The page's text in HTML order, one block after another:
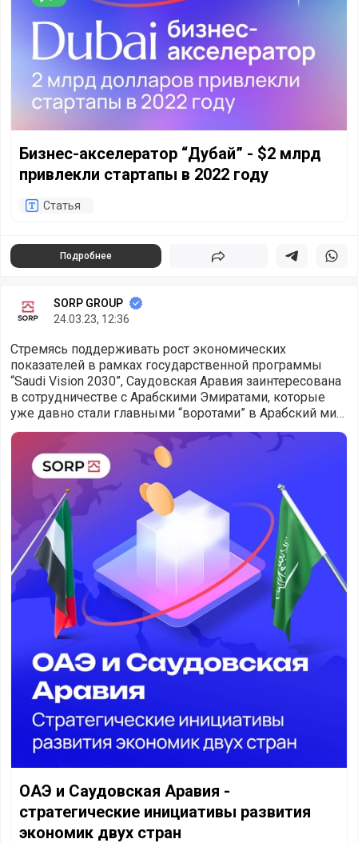
Бизнес-акселератор “Дубай” - $2 млрд
привлекли стартапы в 2022 году
Статья
Подробнее Поделиться Поделиться в
SORP GROUP
24.03.23, 12:36
Стремясь поддерживать рост экономических
показателей в рамках государственной программы
“Saudi Vision 2030”, Саудовская Аравия заинтересована
в сотрудничестве с Арабскими Эмиратами, которые
уже давно стали главными “воротами” в Арабский мир
и, своего рода, стратегически важным “п
ОАЭ и Саудовская Аравия - стратегические инициативы
ОАЭ и Саудовская Аравия -
стратегические инициативы развития
экономик двух стран